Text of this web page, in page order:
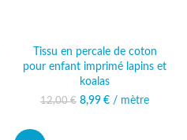
Tissu en percale de coton
pour enfant imprimé lapins et
koalas
12,00€ Le prix initial était :
8,99 € Le prix actuel
/ mètre